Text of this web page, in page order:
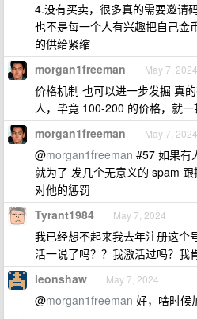
4.没有买卖，很多真的需要邀请
也不是每一个人有兴趣把自己金
的供给紧缩
morgan1freeman May 7, 2024
价格机制 也可以进一步发掘 真
人，毕竟 100-200 的价格，就
morgan1freeman May 7, 2024
@morgan1freeman #57 如果有
就为了 发几个无意义的 spam
对他的惩罚
Tyrant1984 May 7, 2024
我已经想不起来我去年注册这
活一说了吗？？我激活过吗？
leonshaw May 7, 2024
@morgan1freeman 好，啥时候